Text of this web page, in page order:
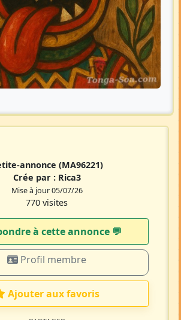
annonce (MA96221)
Crée par : Rica3
Mise à jour 05/07/26
770 visites
à cette annonce 💬​
Profil membre
Ajouter aux favoris